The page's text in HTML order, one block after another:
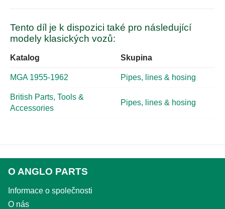
Tento díl je k dispozici také pro následující
modely klasických vozů:
Katalog Skupina
MGA 1955-1962 Pipes, lines & hosing
British Parts, Tools &
Accessories
Pipes, lines & hosing
O ANGLO PARTS
Informace o společnosti
O nás